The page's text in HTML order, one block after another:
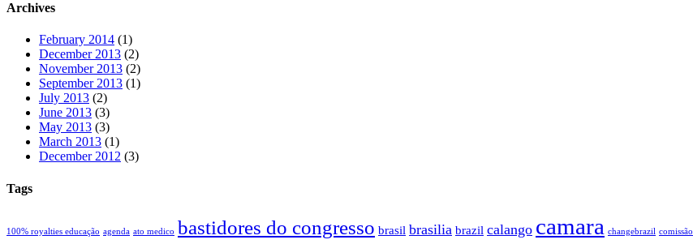
Archives
February 2014 (1)
December 2013 (2)
November 2013 (2)
September 2013 (1)
July 2013 (2)
June 2013 (3)
May 2013 (3)
March 2013 (1)
December 2012 (3)
Tags
100% royalties educação agenda ato medico bastidores do congresso brasil brasilia brazil calango camara changebrazil comissão